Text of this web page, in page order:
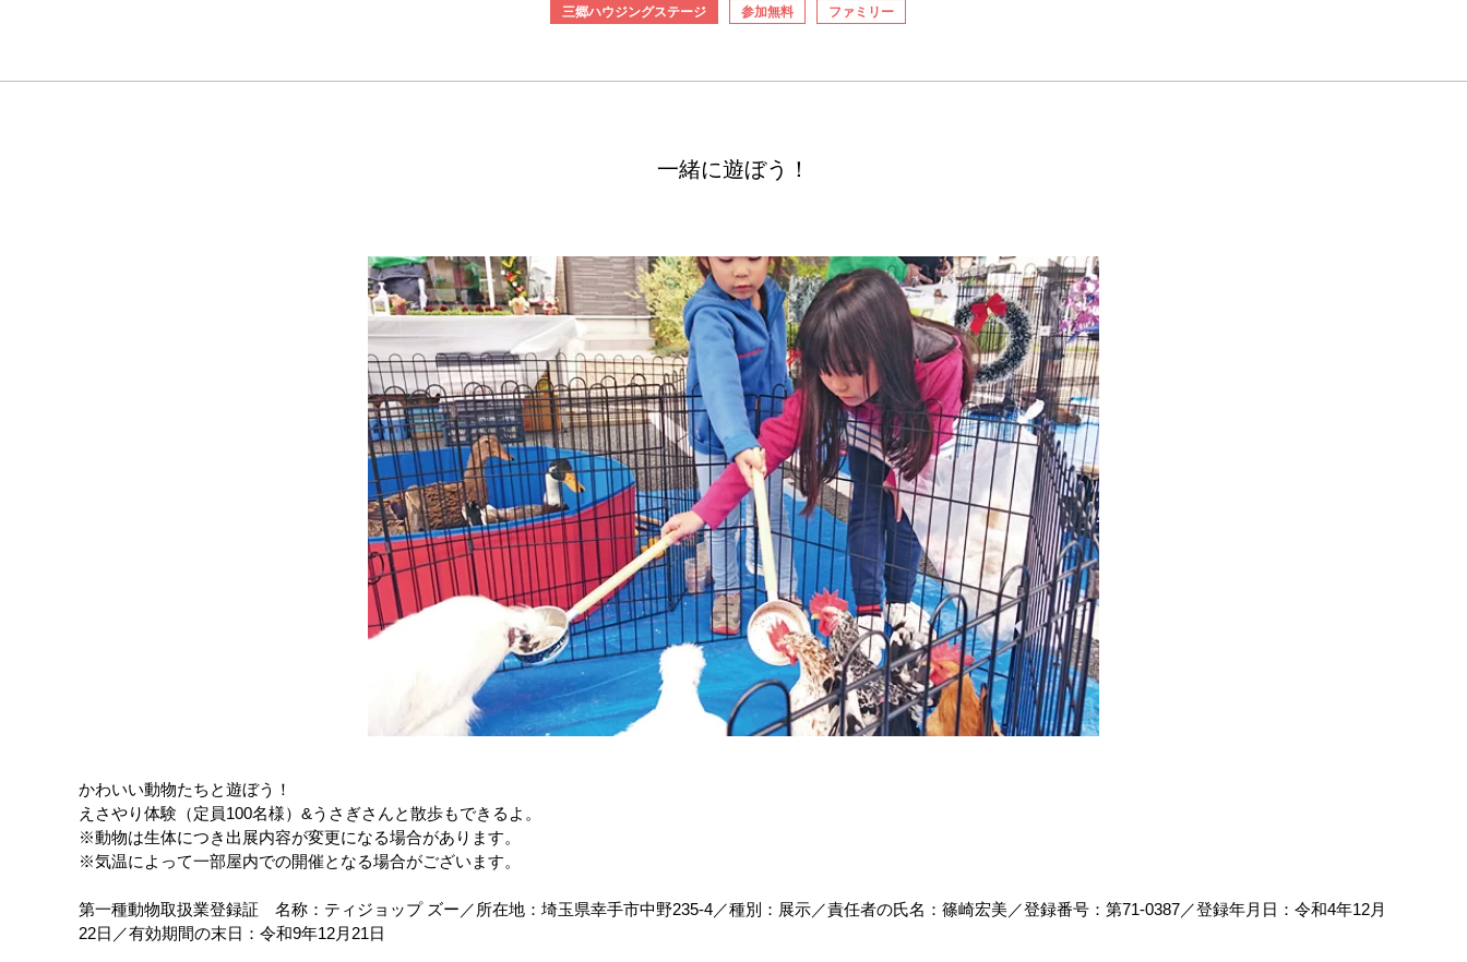
三郷ハウジングステージ 参加無料 ファミリー
一緒に遊ぼう！
かわいい動物たちと遊ぼう！
えさやり体験（定員100名様）&うさぎさんと散歩もできるよ。
※動物は生体につき出展内容が変更になる場合があります。
※気温によって一部屋内での開催となる場合がございます。
第一種動物取扱業登録証 名称：ティジョップ ズー／所在地：埼玉県幸手市中野235‐4／種別：展示／責任者の氏名：篠崎宏美／登録番号：第71‐0387／登録年月日：令和4年12月
22日／有効期間の末日：令和9年12月21日